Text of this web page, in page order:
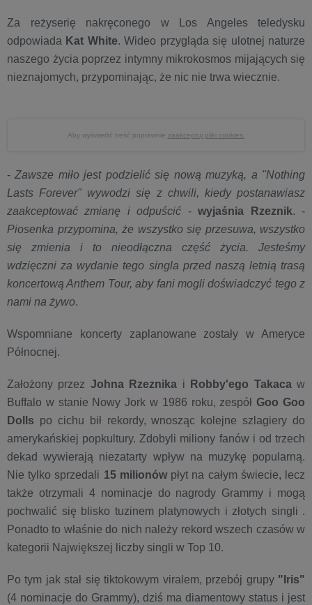
Za reżyserię nakręconego w Los Angeles teledysku
odpowiada Kat White. Wideo przygląda się ulotnej naturze
naszego życia poprzez intymny mikrokosmos mijających się
nieznajomych, przypominając, że nic nie trwa wiecznie.
Aby wyświetlić treść poprawnie zaakceptuj pliki cookies.
-Zawsze miło jest podzielić się nową muzyką, a "Nothing
Lasts Forever" wywodzi się z chwili, kiedy postanawiasz
zaakceptować zmianę i odpuścić -wyjaśnia Rzeznik. -
Piosenka przypomina, że wszystko się przesuwa, wszystko
się zmienia i to nieodłączna część życia. Jesteśmy
wdzięczni za wydanie tego singla przed naszą letnią trasą
koncertową Anthem Tour, aby fani mogli doświadczyć tego z
nami na żywo.
Wspomniane koncerty zaplanowane zostały w Ameryce
Północnej.
Założony przez Johna Rzeznika i Robby'ego Takacaw
Buffalo w stanie Nowy Jork w 1986 roku, zespółGoo Goo
Dolls po cichu bił rekordy, wnosząc kolejne szlagiery do
amerykańskiej popkultury. Zdobyli miliony fanów i od trzech
dekad wywierają niezatarty wpływ na muzykę popularną.
Nie tylko sprzedali 15 milionówpłyt na całym świecie, lecz
także otrzymali 4 nominacje do nagrody Grammy i mogą
pochwalić się blisko tuzinem platynowych i złotych singli .
Ponadto to właśnie do nich należy rekord wszech czasów w
kategorii Największej liczby singli w Top 10.
Po tym jak stał się tiktokowym viralem, przebój grupy "Iris"
(4 nominacje do Grammy), dziś ma diamentowy status i jest